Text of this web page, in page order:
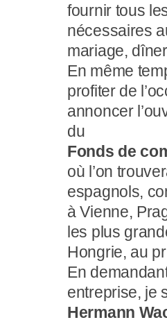
fournir tous
nécessaires
mariage,
En même
profiter de
annoncer
du
Fonds de
où l’on
espagnols,
à Vienne,
les plus
Hongrie, au
En
entreprise, je
Hermann